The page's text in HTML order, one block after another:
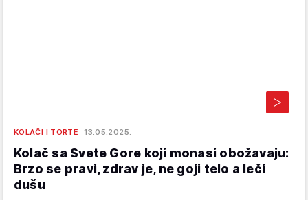
KOLAČI I TORTE 13.05.2025.
Kolač sa Svete Gore koji monasi obožavaju:
Brzo se pravi, zdrav je, ne goji telo a leči
dušu